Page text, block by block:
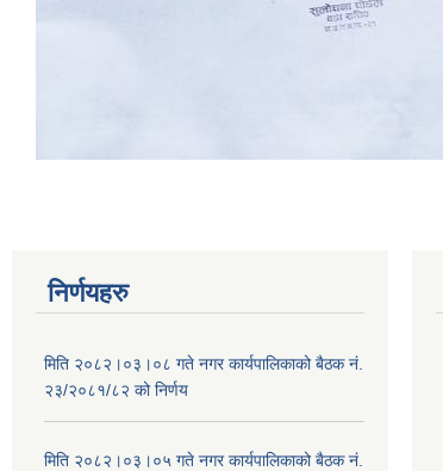
निर्णयहरु
मिति २०८२।०३।०८ गते नगर कार्यपालिकाको बैठक नं.
२३/२०८१/८२ को निर्णय
मिति २०८२।०३।०५ गते नगर कार्यपालिकाको बैठक नं.